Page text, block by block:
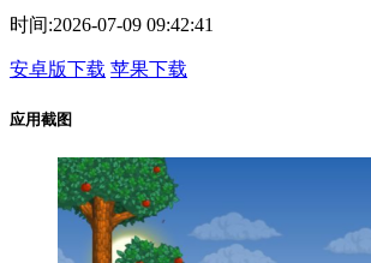
时间:2026-07-09 09:42:41
安卓版下载 苹果下载
应用截图